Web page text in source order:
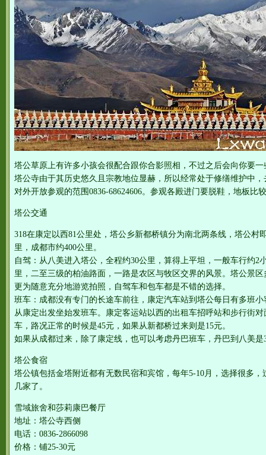
塔公草原上有许多小孩会很配合跟你合影照相，不过之后会向你要一
塔公寺由于其历史悠久且宗教地位显赫，所以经常处于修缮维护中
对外开放参观的范围0836-68624606。参观各殿进门要脱鞋，地板比
塔公交通
318在康定以西81公里处，塔公乡新都桥镇分为南北两条线，塔公村
里，成都市约400公里。
自驾：从八美进入塔公，全程约30公里，算得上平坦，一般车行约2
里，二至三级的柏油路面，一路是农区与牧区交界的风景。塔公景
更为随意充分地游览拍照，自驾车和包车都是不错的选择。
班车：成都没有专门的长途车前往，康定汽车站到塔公每日有多班
从康定出发坐始发班车。康定客运站以西的出租车招呼站和步行街
车，路况正常的时候是45元，如果从新都桥过来则是15元。
如果从成都过来，除了康定线，也可以考虑丹巴班车，丹巴到八美
塔公食宿
塔公镇包括金塔附近都有无数民宿和宾馆，每年5-10月，选择很多
几家了。
雪域旅舍和莎莉康巴餐厅
地址：塔公寺西侧
电话：0836-2866098
价格：铺25-30元